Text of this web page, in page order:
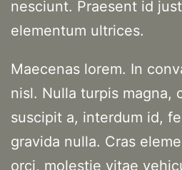
nesciunt. Praesent id
elementum ultrices.
Maecenas lorem. In
nisl. Nulla turpis magna,
suscipit a, interdum id,
gravida nulla. Cras
orci, molestie vitae